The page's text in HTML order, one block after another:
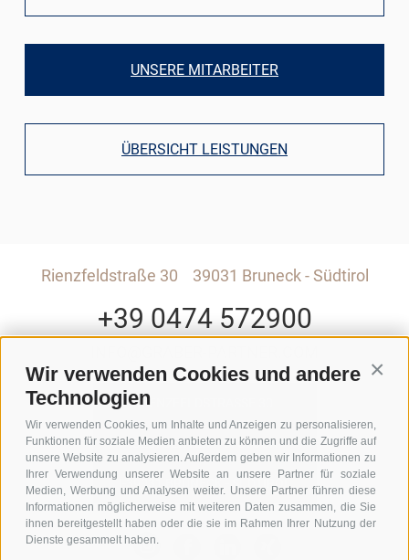
Wir verwenden Cookies und andere
Technologien
Wir verwenden Cookies, um Inhalte und Anzeigen zu personalisieren,
Funktionen für soziale Medien anbieten zu können und die Zugriffe auf
unsere Website zu analysieren. Außerdem geben wir Informationen zu
Ihrer Verwendung unserer Website an unsere Partner für soziale
Medien, Werbung und Analysen weiter. Unsere Partner führen diese
Informationen möglicherweise mit weiteren Daten zusammen, die Sie
ihnen bereitgestellt haben oder die sie im Rahmen Ihrer Nutzung der
Dienste gesammelt haben.
UNSERE MITARBEITER
ÜBERSICHT LEISTUNGEN
Rienzfeldstraße 30 39031 Bruneck - Südtirol
+39 0474 572900
RIENZFELDSTRASSE 30
GEDI CENTER – 3. STOCK
I-39031 BRUNECK - SÜDTIROL